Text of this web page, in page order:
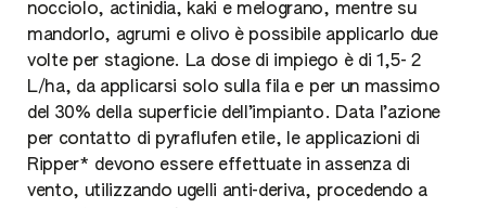
nocciolo, actinidia, kaki e melograno, mentre su
mandorlo, agrumi e olivo è possibile applicarlo due
volte per stagione. La dose di impiego è di 1,5- 2
L/ha, da applicarsi solo sulla fila e per un massimo
del 30% della superficie dell’impianto. Data l’azione
per contatto di pyraflufen etile, le applicazioni di
Ripper* devono essere effettuate in assenza di
vento, utilizzando ugelli anti-deriva, procedendo a